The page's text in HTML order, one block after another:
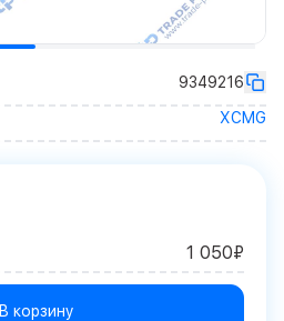
9349216
XCMG
1 050₽
В корзину